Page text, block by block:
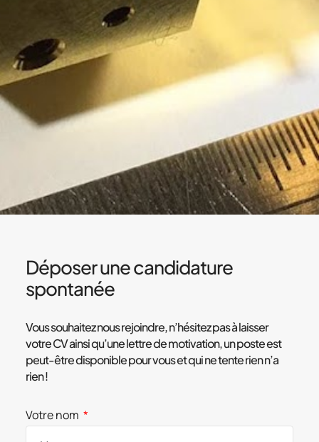
Déposer une candidature
spontanée
Vous souhaitez nous rejoindre, n’hésitez pas à laisser
votre CV ainsi qu’une lettre de motivation, un poste est
peut-être disponible pour vous et qui ne tente rien n’a
rien !
Votre nom